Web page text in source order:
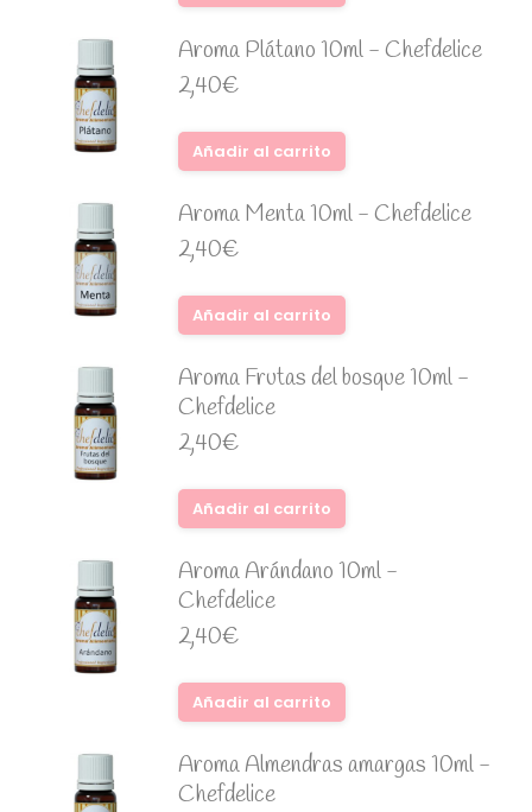
Aroma Plátano 10ml - Chefdelice
2,40€
Añadir al carrito
Aroma Menta 10ml - Chefdelice
2,40€
Añadir al carrito
Aroma Frutas del bosque 10ml -
Chefdelice
2,40€
Añadir al carrito
Aroma Arándano 10ml -
Chefdelice
2,40€
Añadir al carrito
Aroma Almendras amargas 10ml -
Chefdelice